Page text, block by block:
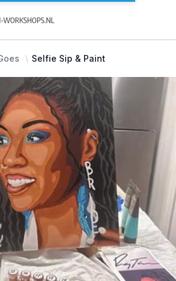
Selfie Sip & Paint